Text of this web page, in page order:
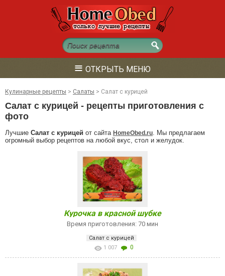
≡ ОТКРЫТЬ МЕНЮ
Кулинарные рецепты > Салаты > Салат с курицей
Салат с курицей - рецепты приготовления с
фото
Лучшие Салат с курицей от сайта HomeObed.ru. Мы предлагаем
огромный выбор рецептов на любой вкус, стол и желудок.
Курочка в красной шубке
Время приготовления: 70 мин
Салат с курицей
1 007
0